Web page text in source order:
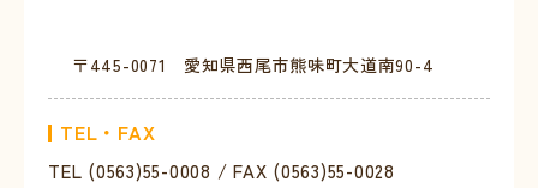
〒445-0071 愛知県西尾市熊味町大道南90-4
TEL・FAX
TEL (0563)55-0008 / FAX (0563)55-0028